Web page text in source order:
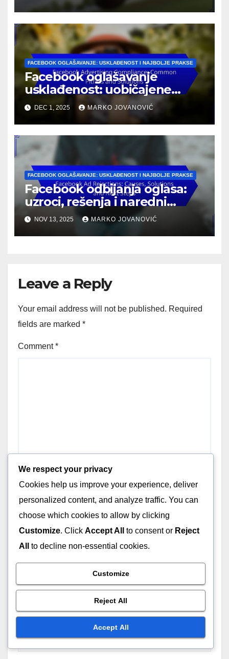
FACEBOOK OGLAŠAVANJE: USKLAĐENOST I NAJBOLJE PRAKSE
Facebook oglašavanje
usklađenost: uobičajene
zamke i rešenja
DEC 1, 2025 MARKO JOVANOVIĆ
FACEBOOK OGLAŠAVANJE: USKLAĐENOST I NAJBOLJE PRAKSE
Facebook odbijanja oglasa:
uzroci, rešenja i naredni
koraci
NOV 13, 2025 MARKO JOVANOVIĆ
Leave a Reply
Your email address will not be published. Required
fields are marked *
Comment*
Email*
We respect your privacy
Cookies help us improve your experience, deliver
personalized content, and analyze traffic. You can
choose which cookies to allow by clicking
Customize. Click Accept All to consent or Reject
All
to decline non-essential cookies.
Customize
Reject All
Accept All